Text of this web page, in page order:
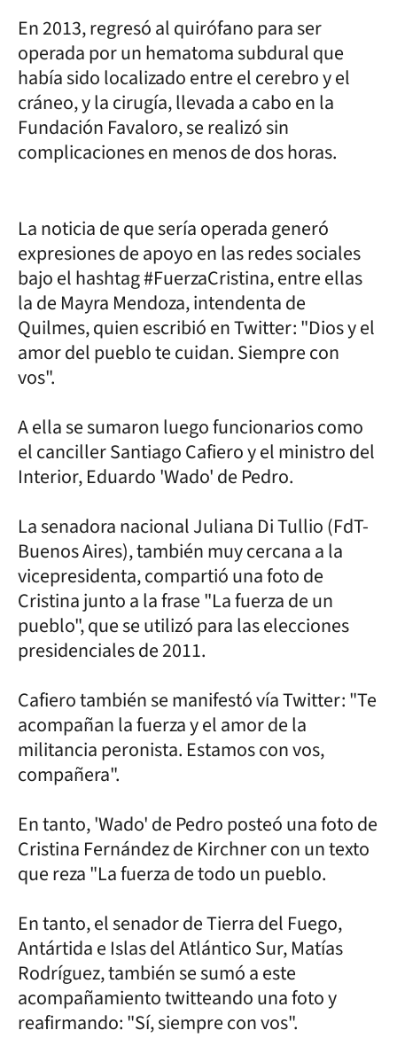
En 2013, regresó al quirófano para ser
operada por un hematoma subdural que
había sido localizado entre el cerebro y el
cráneo, y la cirugía, llevada a cabo en la
Fundación Favaloro, se realizó sin
complicaciones en menos de dos horas.
La noticia de que sería operada generó
expresiones de apoyo en las redes sociales
bajo el hashtag #FuerzaCristina, entre ellas
la de Mayra Mendoza, intendenta de
Quilmes, quien escribió en Twitter: "Dios y el
amor del pueblo te cuidan. Siempre con
vos".
A ella se sumaron luego funcionarios como
el canciller Santiago Cafiero y el ministro del
Interior, Eduardo 'Wado' de Pedro.
La senadora nacional Juliana Di Tullio (FdT-
Buenos Aires), también muy cercana a la
vicepresidenta, compartió una foto de
Cristina junto a la frase "La fuerza de un
pueblo", que se utilizó para las elecciones
presidenciales de 2011.
Cafiero también se manifestó vía Twitter: "Te
acompañan la fuerza y el amor de la
militancia peronista. Estamos con vos,
compañera".
En tanto, 'Wado' de Pedro posteó una foto de
Cristina Fernández de Kirchner con un texto
que reza "La fuerza de todo un pueblo.
En tanto, el senador de Tierra del Fuego,
Antártida e Islas del Atlántico Sur, Matías
Rodríguez, también se sumó a este
acompañamiento twitteando una foto y
reafirmando: "Sí, siempre con vos".